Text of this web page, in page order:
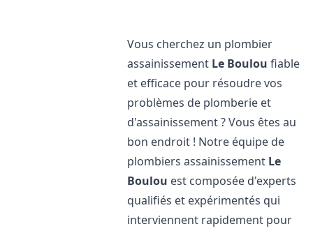
Vous cherchez un plombier
assainissement Le Boulou fiable
et efficace pour résoudre vos
problèmes de plomberie et
d'assainissement ? Vous êtes au
bon endroit ! Notre équipe de
plombiers assainissement Le
Boulou est composée d'experts
qualifiés et expérimentés qui
interviennent rapidement pour